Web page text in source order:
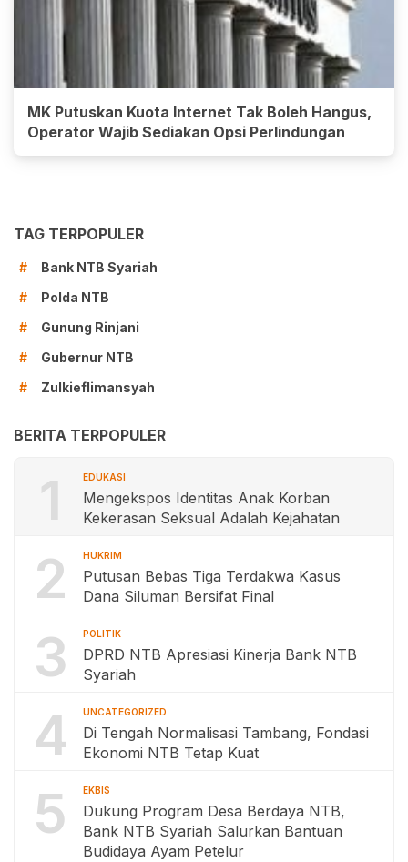
MK Putuskan Kuota Internet Tak Boleh Hangus,
Operator Wajib Sediakan Opsi Perlindungan
TAG TERPOPULER
#
Bank NTB Syariah
#
Polda NTB
#
Gunung Rinjani
#
Gubernur NTB
#
Zulkieflimansyah
BERITA TERPOPULER
1 EDUKASI
Mengekspos Identitas Anak Korban
Kekerasan Seksual Adalah Kejahatan
2 HUKRIM
Putusan Bebas Tiga Terdakwa Kasus
Dana Siluman Bersifat Final
3 POLITIK
DPRD NTB Apresiasi Kinerja Bank NTB
Syariah
4 UNCATEGORIZED
Di Tengah Normalisasi Tambang, Fondasi
Ekonomi NTB Tetap Kuat
5 EKBIS
Dukung Program Desa Berdaya NTB,
Bank NTB Syariah Salurkan Bantuan
Budidaya Ayam Petelur